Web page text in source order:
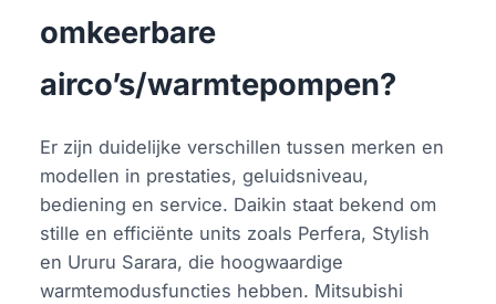
omkeerbare
airco’s/warmtepompen?
Er zijn duidelijke verschillen tussen merken en
modellen in prestaties, geluidsniveau,
bediening en service. Daikin staat bekend om
stille en efficiënte units zoals Perfera, Stylish
en Ururu Sarara, die hoogwaardige
warmtemodusfuncties hebben. Mitsubishi